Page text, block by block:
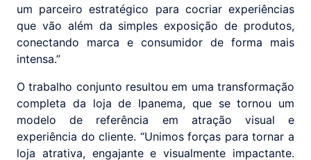
um parceiro estratégico para cocriar experiências
que vão além da simples exposição de produtos,
conectando marca e consumidor de forma mais
intensa.”
O trabalho conjunto resultou em uma transformação
completa da loja de Ipanema, que se tornou um
modelo de referência em atração visual e
experiência do cliente. “Unimos forças para tornar a
loja atrativa, engajante e visualmente impactante.